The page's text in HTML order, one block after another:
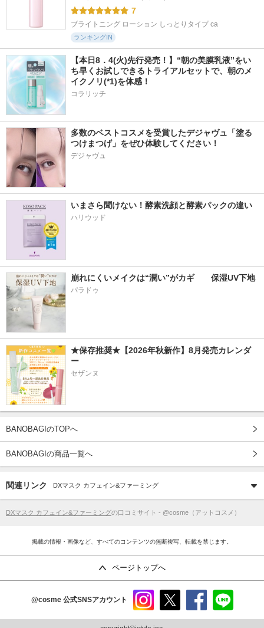
7
ブライトニング ローション しっとりタイプ ca
ランキングIN
【本日8．4(火)先行発売！】“朝の美膜乳液”をい
ち早くお試しできるトライアルセットで、朝のメ
イクノリ(*1)を体感！
コラリッチ
多数のベストコスメを受賞したデジャヴュ「塗る
つけまつげ」をぜひ体験してください！
デジャヴュ
いまさら聞けない！酵素洗顔と酵素パックの違い
ハリウッド
崩れにくいメイクは“潤い”がカギ　　保湿UV下地
パラドゥ
★保存推奨★【2026年秋新作】8月発売カレンダ
ー
セザンヌ
BANOBAGIのTOPへ
BANOBAGIの商品一覧へ
関連リンク DXマスク カフェイン&ファーミング
DXマスク カフェイン&ファーミングの口コミサイト - @cosme（アットコスメ）
掲載の情報・画像など、すべてのコンテンツの無断複写、転載を禁じます。
ページトップへ
@cosme 公式SNSアカウント
ram